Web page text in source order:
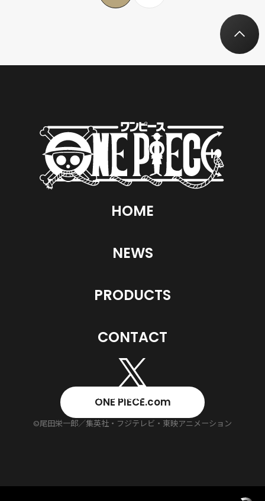
HOME
NEWS
PRODUCTS
CONTACT
ONE PIECE.com
©尾田栄一郎／集英社・フジテレビ・東映アニメーション